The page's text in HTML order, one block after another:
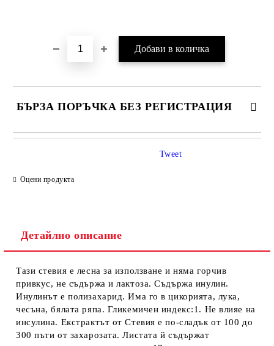
БЪРЗА ПОРЪЧКА БЕЗ РЕГИСТРАЦИЯ
САМО ПОПЪЛНЕТЕ 1 ПОЛЕ
Ние ще се свържем с вас в рамките на работния ден.
Оцени продукта
Tweet
Детайлно описание
Тази стевия е лесна за използване и няма горчив
привкус, не съдържа и лактоза. Съдържа инулин.
Инулинът е полизахарид. Има го в цикорията, лука,
чесъна, бялата ряпа. Гликемичен индекс:1. Не влияе на
инсулина. Екстрактът от Стевия е по-сладък от 100 до
300 пъти от захарозата. Листата й съдържат